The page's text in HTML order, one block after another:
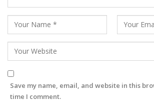
Save my name, email, and website in this
time I comment.